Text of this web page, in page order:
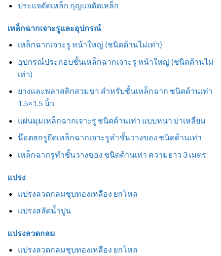
ประแจดัดเหล็ก กุญแจดัดเหล็ก
เหล็กฉากเจาะรูและอุปกรณ์
เหล็กฉากเจาะรู หน้าใหญ่ (ชนิดด้านไม่เท่า)
อุปกรณ์ประกอบชั้นเหล็กฉากเจาะรู หน้าใหญ่ (ชนิดด้านไม่
เท่า)
ยางและพลาสติกสวมขา สำหรับชั้นเหล็กฉาก ชนิดด้านเท่า
1.5×1.5 นิ้ว
แผ่นมุมเหล็กฉากเจาะรู ชนิดด้านเท่า แบบหนา บ่าเหลี่ยม
น๊อตสกรูยึดเหล็กฉากเจาะรูทำชั้นวางของ ชนิดด้านเท่า
เหล็กฉากรูทำชั้นวางของ ชนิดด้านเท่า ความยาว 3 เมตร
แปรง
แปรงลวดกลมชุบทองเหลือง ยกโหล
แปรงสลัดน้ำปูน
แปรงลวดกลม
แปรงลวดกลมชุบทองเหลือง ยกโหล